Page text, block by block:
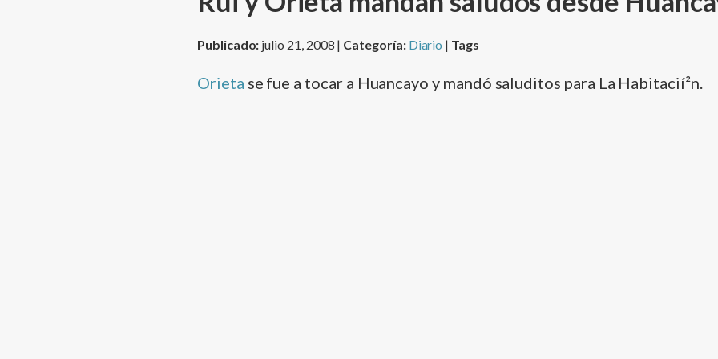
Publicado: julio 21, 2008 | Categoría: Diario | Tags
Orieta se fue a tocar a Huancayo y mandó saluditos para La Habitacií²n.